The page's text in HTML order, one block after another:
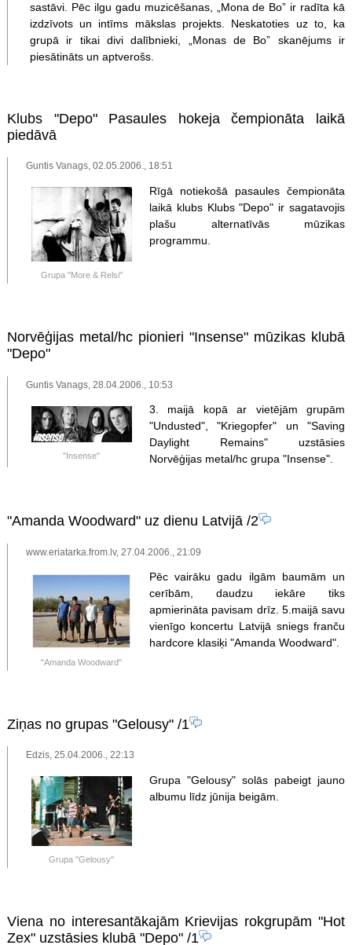
sastāvi. Pēc ilgu gadu muzicēšanas, „Mona de Bo” ir radīta kā
izdzīvots un intīms mākslas projekts. Neskatoties uz to, ka
grupā ir tikai divi dalībnieki, „Monas de Bo” skanējums ir
piesātināts un aptverošs.
Klubs "Depo" Pasaules hokeja čempionāta laikā
piedāvā
Guntis Vanags, 02.05.2006., 18:51
Grupa "More & Relsi"
Rīgā notiekošā pasaules čempionāta
laikā klubs Klubs "Depo" ir sagatavojis
plašu alternatīvās mūzikas
programmu.
Norvēģijas metal/hc pionieri "Insense" mūzikas klubā
"Depo"
Guntis Vanags, 28.04.2006., 10:53
"Insense"
3. maijā kopā ar vietējām grupām
"Undusted", "Kriegopfer" un "Saving
Daylight Remains" uzstāsies
Norvēģijas metal/hc grupa "Insense".
"Amanda Woodward" uz dienu Latvijā/2
www.eriatarka.from.lv, 27.04.2006., 21:09
"Amanda Woodward"
Pēc vairāku gadu ilgām baumām un
cerībām, daudzu iekāre tiks
apmierināta pavisam drīz. 5.maijā savu
vienīgo koncertu Latvijā sniegs franču
hardcore klasiķi "Amanda Woodward".
Ziņas no grupas "Gelousy"/1
Edzis, 25.04.2006., 22:13
Grupa "Gelousy"
Grupa "Gelousy" solās pabeigt jauno
albumu līdz jūnija beigām.
Viena no interesantākajām Krievijas rokgrupām "Hot
Zex" uzstāsies klubā "Depo"/1